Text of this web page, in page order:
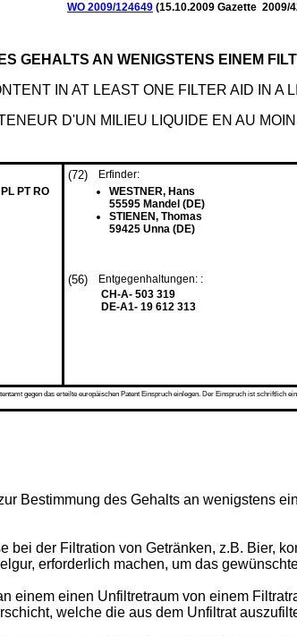
WO 2009/124649 (15.10.2009 Gazette 2009/
GEHALTS AN WENIGSTENS EINEM
IN AT LEAST ONE FILTER AID IN A
D'UN MILIEU LIQUIDE EN AU
PT RO
(72)
Erfinder:
WESTNER, Hans
55595 Mandel (DE)
STIENEN, Thomas
59425 Unna (DE)
(56)
Entgegenhaltungen: :
CH-A- 503 319
DE-A1- 19 612 313
gegen das erteilte europäischen Patent Einspruch einlegen. Der Einspruch ist schriftlich
Bestimmung des Gehalts an wenigstens
der Filtration von Getränken, z.B. Bier,
erforderlich machen, um das
einem einen Unfiltretraum von einem
welche die aus dem Unfiltrat